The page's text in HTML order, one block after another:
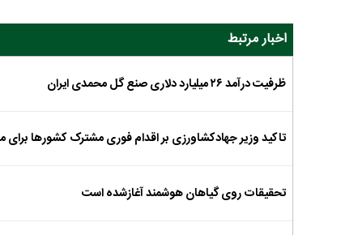
اخبار مرتبط
ظرفیت درآمد ۲۶ میلیارد دلاری صنع گل محمدی ایران
تاکید وزیر جهادکشاورزی بر اقدام فوری مشترک کشورها برای
تحقیقات روی گیاهان هوشمند آغازشده است